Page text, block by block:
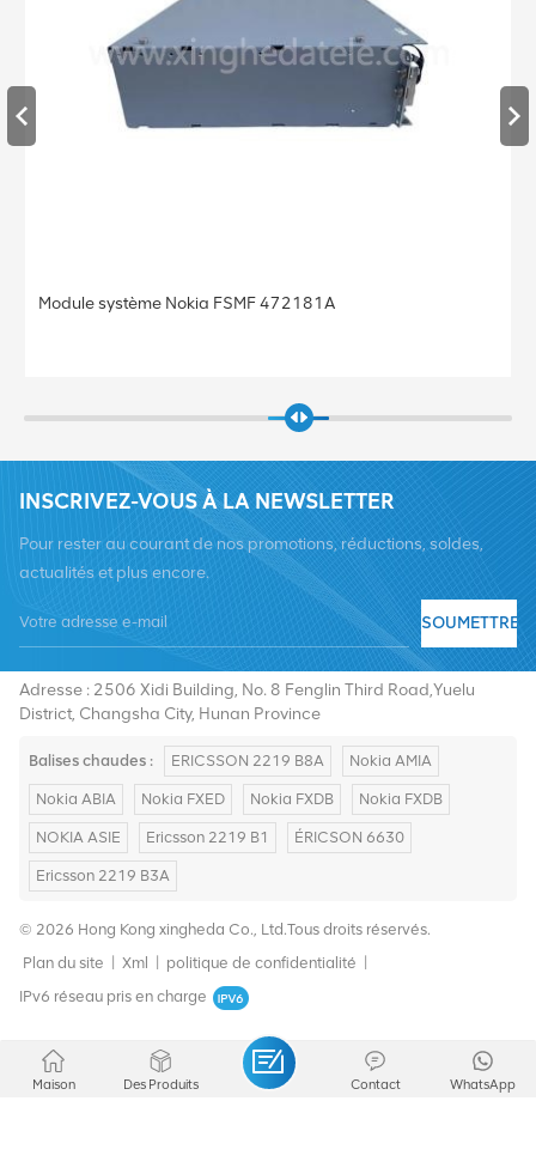
Module système Nokia FSMF 472181A
INSCRIVEZ-VOUS À LA NEWSLETTER
Pour rester au courant de nos promotions, réductions, soldes,
actualités et plus encore.
SOUMETTRE
Tél :+8619376997331
Adresse : 2506 Xidi Building, No. 8 Fenglin Third Road,Yuelu
District, Changsha City, Hunan Province
Balises chaudes : ERICSSON 2219 B8A Nokia AMIA
Nokia ABIA Nokia FXED Nokia FXDB Nokia FXDB
NOKIA ASIE Ericsson 2219 B1 ÉRICSON 6630
Ericsson 2219 B3A
© 2026 Hong Kong xingheda Co., Ltd.Tous droits réservés.
Plan du site
Xml politique de confidentialité
IPv6 réseau pris en charge
Maison Des Produits WhatsApp
Contact